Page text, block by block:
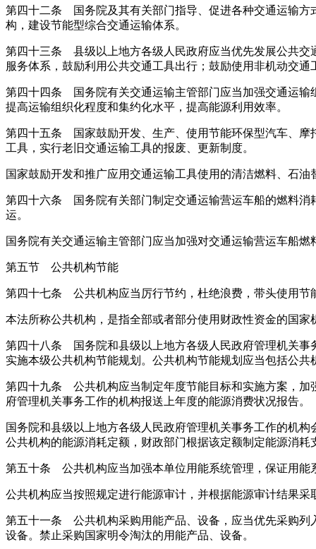
第四十二条 国务院及其有关部门指导、促进各种交通运输方
构，建设节能型综合交通运输体系。
第四十三条 县级以上地方各级人民政府应当优先发展公共交
服务体系，鼓励利用公共交通工具出行；鼓励使用非机动交通
第四十四条 国务院有关交通运输主管部门应当加强交通运输
提高运输组织化程度和集约化水平，提高能源利用效率。
第四十五条 国家鼓励开发、生产、使用节能环保型汽车、摩
工具，实行老旧交通运输工具的报废、更新制度。
国家鼓励开发和推广应用交通运输工具使用的清洁燃料、石油
第四十六条 国务院有关部门制定交通运输营运车船的燃料消
运。
国务院有关交通运输主管部门应当加强对交通运输营运车船燃
第五节 公共机构节能
第四十七条 公共机构应当厉行节约，杜绝浪费，带头使用节
本法所称公共机构，是指全部或者部分使用财政性资金的国家
第四十八条 国务院和县级以上地方各级人民政府管理机关事
实施本级公共机构节能规划。公共机构节能规划应当包括公共
第四十九条 公共机构应当制定年度节能目标和实施方案，加
府管理机关事务工作的机构报送上年度的能源消费状况报告。
国务院和县级以上地方各级人民政府管理机关事务工作的机
公共机构的能源消耗定额，财政部门根据该定额制定能源消耗
第五十条 公共机构应当加强本单位用能系统管理，保证用能
公共机构应当按照规定进行能源审计，并根据能源审计结果采
第五十一条 公共机构采购用能产品、设备，应当优先采购列
设备。禁止采购国家明令淘汰的用能产品、设备。